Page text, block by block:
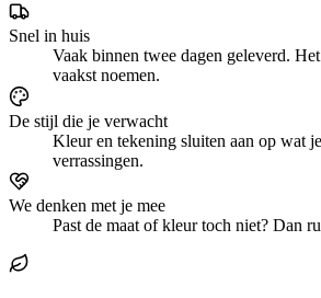
Snel in huis
Vaak binnen twee dagen geleverd.
vaakst noemen.
De stijl die je verwacht
Kleur en tekening sluiten aan op wat
verrassingen.
We denken met je mee
Past de maat of kleur toch niet? Dan